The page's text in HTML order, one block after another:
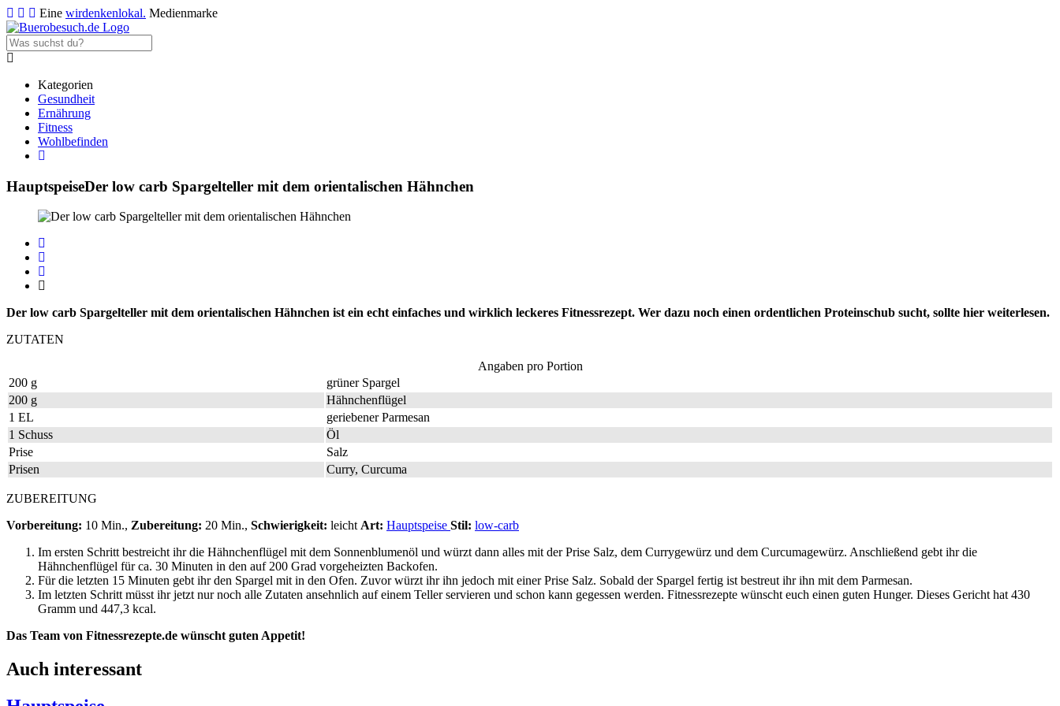
Eine wirdenkenlokal. Medienmarke
Kategorien
Gesundheit
Ernährung
Fitness
Wohlbefinden
HauptspeiseDer low carb Spargelteller mit dem orientalischen Hähnchen
Der low carb Spargelteller mit dem orientalischen Hähnchen ist ein echt einfaches und wirklich leckeres Fitnessrezept. Wer dazu noch einen ordentlichen Proteinschub sucht, sollte hier weiterlesen.
ZUTATEN
Angaben pro Portion
200 g
grüner Spargel
200 g
Hähnchenflügel
1 EL
geriebener Parmesan
1 Schuss
Öl
Prise
Salz
Prisen
Curry, Curcuma
ZUBEREITUNG
Vorbereitung: 10 Min., Zubereitung: 20 Min., Schwierigkeit: leichtArt: Hauptspeise Stil: low-carb
Im ersten Schritt bestreicht ihr die Hähnchenflügel mit dem Sonnenblumenöl und würzt dann alles mit der Prise Salz, dem Currygewürz und dem Curcumagewürz. Anschließend gebt ihr die
Hähnchenflügel für ca. 30 Minuten in den auf 200 Grad vorgeheizten Backofen.
Für die letzten 15 Minuten gebt ihr den Spargel mit in den Ofen. Zuvor würzt ihr ihn jedoch mit einer Prise Salz. Sobald der Spargel fertig ist bestreut ihr ihn mit dem Parmesan.
Im letzten Schritt müsst ihr jetzt nur noch alle Zutaten ansehnlich auf einem Teller servieren und schon kann gegessen werden. Fitnessrezepte wünscht euch einen guten Hunger. Dieses Gericht hat 430
Gramm und 447,3 kcal.
Das Team von Fitnessrezepte.de wünscht guten Appetit!
Auch interessant